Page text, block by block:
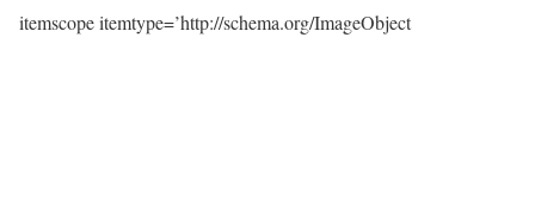
itemscope itemtype=’http://schema.org/ImageObject